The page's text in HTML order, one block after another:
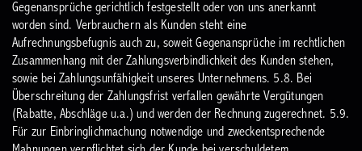
Gegenansprüche gerichtlich festgestellt oder von uns anerkannt
worden sind. Verbrauchern als Kunden steht eine
Aufrechnungsbefugnis auch zu, soweit Gegenansprüche im rechtlichen
Zusammenhang mit der Zahlungsverbindlichkeit des Kunden stehen,
sowie bei Zahlungsunfähigkeit unseres Unternehmens. 5.8. Bei
Überschreitung der Zahlungsfrist verfallen gewährte Vergütungen
(Rabatte, Abschläge u.a.) und werden der Rechnung zugerechnet. 5.9.
Für zur Einbringlichmachung notwendige und zweckentsprechende